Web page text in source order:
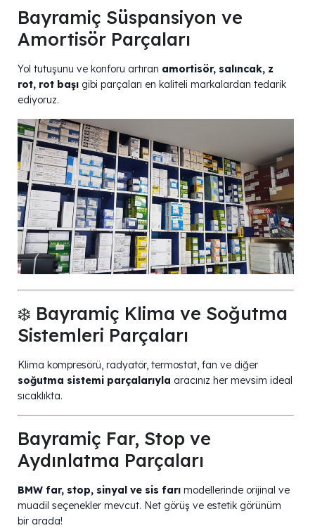
Bayramiç Süspansiyon ve
Amortisör Parçaları
Yol tutuşunu ve konforu artıran amortisör, salıncak, z
rot, rot başı gibi parçaları en kaliteli markalardan tedarik
ediyoruz.
❄️ Bayramiç Klima ve Soğutma
Sistemleri Parçaları
Klima kompresörü, radyatör, termostat, fan ve diğer
soğutma sistemi parçalarıyla aracınız her mevsim ideal
sıcaklıkta. ️
Bayramiç Far, Stop ve
Aydınlatma Parçaları
BMW far, stop, sinyal ve sis farı modellerinde orijinal ve
muadil seçenekler mevcut. Net görüş ve estetik görünüm
bir arada!